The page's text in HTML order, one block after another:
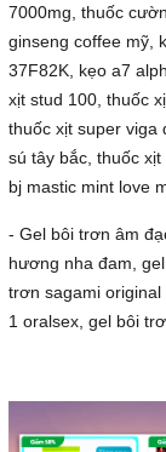
7000mg, thuốc
ginseng coffee mỹ,
37F82K, kẹo a7
xịt stud 100, thuốc
thuốc xịt super viga
sú tây bắc, thuốc
bj mastic mint love
- Gel bôi trơn âm
hương nha đam,
trơn sagami
1 oralsex, gel bôi